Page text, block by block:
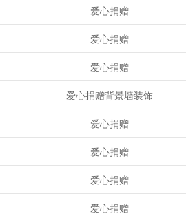
爱心捐赠
爱心捐赠
爱心捐赠
爱心捐赠背景墙装饰
爱心捐赠
爱心捐赠
爱心捐赠
爱心捐赠